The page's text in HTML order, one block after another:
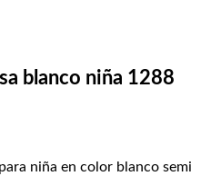
blanco niña 1288
niña en color blanco semi